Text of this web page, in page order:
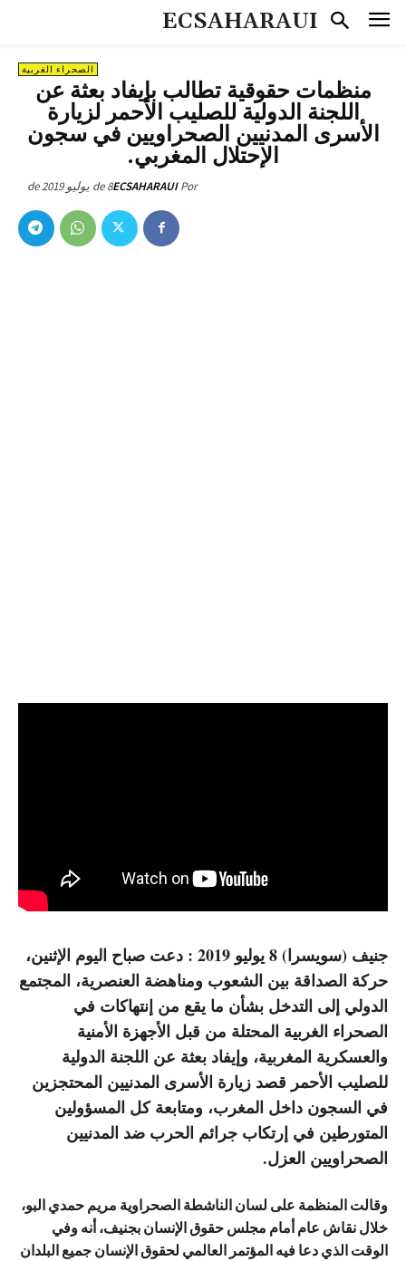
ECSAHARAUI
الصحراء الغربية
منظمات حقوقية تطالب بإيفاد بعثة عن
اللجنة الدولية للصليب الأحمر لزيارة
الأسرى المدنيين الصحراويين في سجون
الإحتلال المغربي.
Por
ECSAHARAUI8 de يوليو de 2019
جنيف (سويسرا) 8 يوليو 2019 : دعت صباح اليوم الإثنين،
حركة الصداقة بين الشعوب ومناهضة العنصرية، المجتمع
الدولي إلى التدخل بشأن ما يقع من إنتهاكات في
الصحراء الغربية المحتلة من قبل الأجهزة الأمنية
والعسكرية المغربية، وإيفاد بعثة عن اللجنة الدولية
للصليب الأحمر قصد زيارة الأسرى المدنيين المحتجزين
في السجون داخل المغرب، ومتابعة كل المسؤولين
المتورطين في إرتكاب جرائم الحرب ضد المدنيين
الصحراويين العزل.
وقالت المنظمة على لسان الناشطة الصحراوية مريم حمدي البو،
خلال نقاش عام أمام مجلس حقوق الإنسان بجنيف، أنه وفي
الوقت الذي دعا فيه المؤتمر العالمي لحقوق الإنسان جميع البلدان